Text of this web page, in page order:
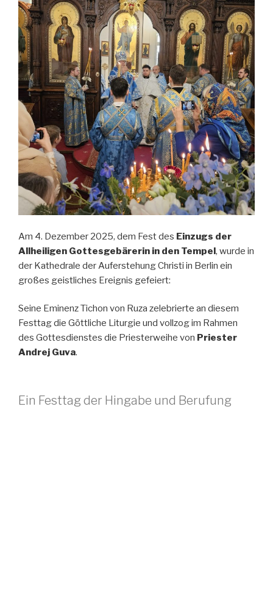
Am 4. Dezember 2025, dem Fest des Einzugs der
Allheiligen Gottesgebärerin in den Tempel, wurde in
der Kathedrale der Auferstehung Christi in Berlin ein
großes geistliches Ereignis gefeiert:
Seine EminenzTichon von Ruza zelebrierte an diesem
Festtag die Göttliche Liturgie und vollzog im Rahmen
des Gottesdienstes die Priesterweihe von Priester
Andrej Guva.
Ein Festtag der Hingabe und Berufung